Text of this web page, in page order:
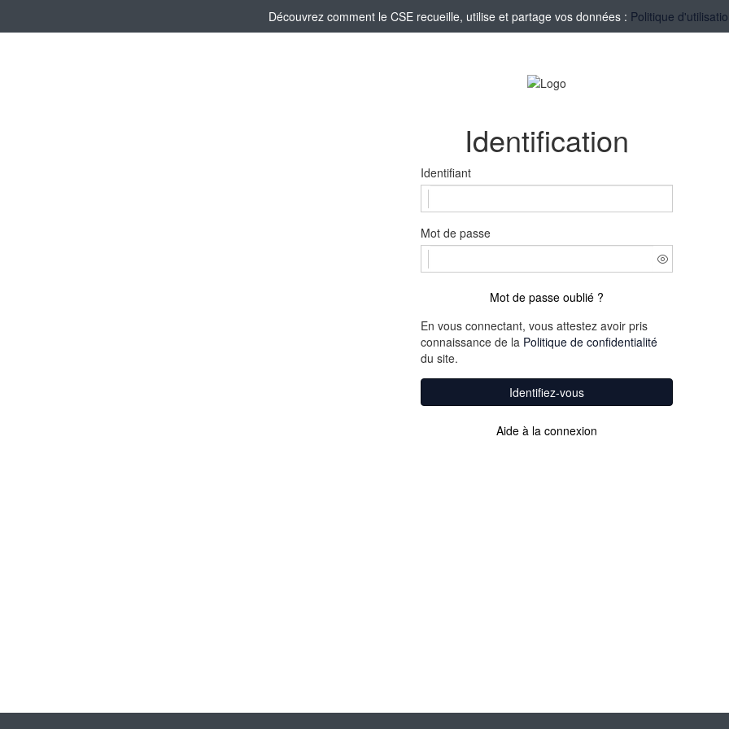
Découvrez comment le CSE recueille, utilise et partage vos données : Politique
Identification
Identifiant
Mot de passe
Mot de passe oublié ?
En vous connectant, vous attestez avoir pris
connaissance de la Politique de confidentialité
du site.
Identifiez-vous
Aide à la connexion